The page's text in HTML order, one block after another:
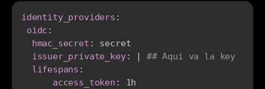
identity_providers :
oidc :
hmac_secret :
secret
issuer_private_key: |
## Aqui va la key
lifespans :
access_token :
1h